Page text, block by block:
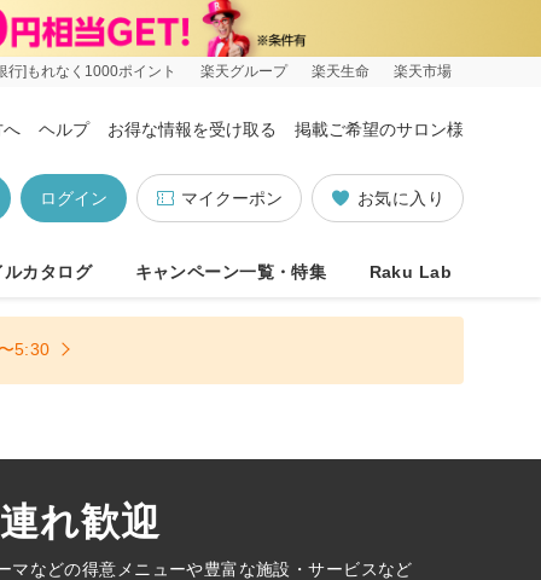
行]もれなく1000ポイント 楽天グループ 楽天生命 楽天市場
へ ヘルプ お得な情報を受け取る 掲載ご希望のサロン様
お気に入り
マイクーポン
ログイン
ルカタログ キャンペーン一覧・特集 Raku Lab
5:30
れ歓迎
などの得意メニューや豊富な施設・サービスなど